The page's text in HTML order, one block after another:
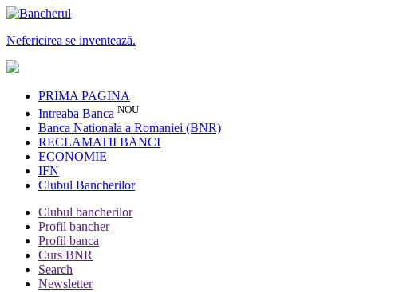
Nefericirea se inventează.
PRIMA PAGINA
Intreaba Banca NOU
Banca Nationala a Romaniei (BNR)
RECLAMATII BANCI
ECONOMIE
IFN
Clubul Bancherilor
Clubul bancherilor
Profil bancher
Profil banca
Curs BNR
Search
Newsletter